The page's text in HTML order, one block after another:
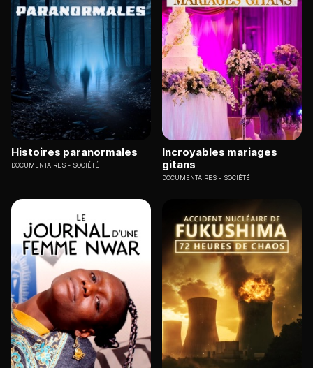
Histoires paranormales
DOCUMENTAIRES SOCIÉTÉ
Incroyables mariages
gitans
DOCUMENTAIRES SOCIÉTÉ